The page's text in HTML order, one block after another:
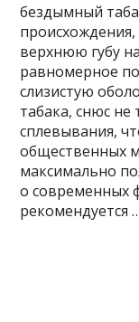
бездымный
верхнюю губу
равномерное
слизистую
табака, снюс не
сплевывания,
общественных
максимально
о современных
рекомендуется